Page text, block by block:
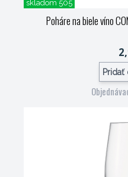
skladom 505
Poháre na biele víno
Pridať